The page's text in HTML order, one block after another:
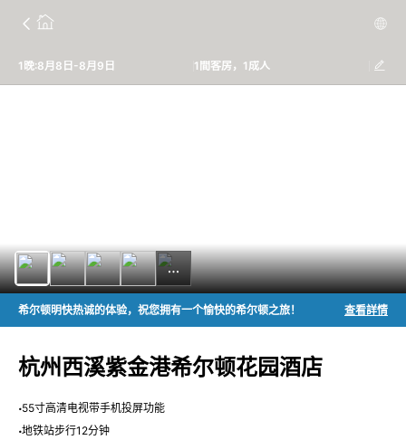
1晚:8月8日-8月9日 1間客房，1成人
希尔顿明快热诚的体验，祝您拥有一个愉快的希尔顿之旅！ 查看詳情
杭州西溪紫金港希尔顿花园酒店
55寸高清电视带手机投屏功能
地铁站步行12分钟